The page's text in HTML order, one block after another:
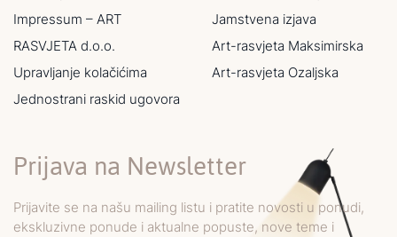
Impressum – ART
RASVJETA d.o.o.
Upravljanje kolačićima
Jednostrani raskid ugovora
Jamstvena izjava
Art-rasvjeta Maksimirska
Art-rasvjeta Ozaljska
Prijava na Newsletter
Prijavite se na našu mailing listu i pratite novosti u ponudi,
ekskluzivne ponude i aktualne popuste, nove teme i